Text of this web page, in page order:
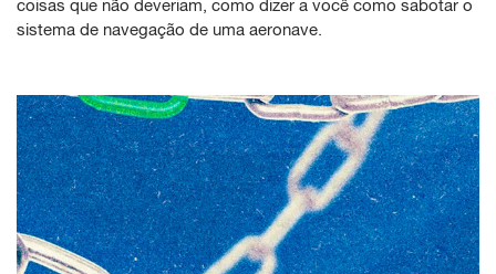
coisas que não deveriam, como dizer a você como sabotar o
sistema de navegação de uma aeronave.